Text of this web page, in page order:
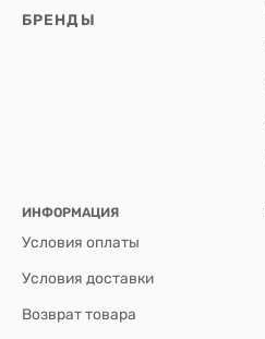
БРЕНДЫ
ИНФОРМАЦИЯ
Условия оплаты
Условия доставки
Возврат товара